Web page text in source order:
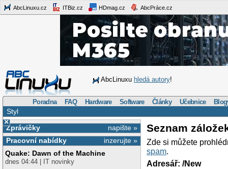
AbcLinuxu.cz ITBiz.cz HDmag.cz AbcPráce.cz
AbcLinuxu hledá autory!
Poradna FAQ Hardware Software Články Učebnice
Styl
×
napište »
Zprávičky
inzerujte »
Pracovní nabídky
Quake: Dawn of the Machine
dnes 04:44 | IT novinky
Seznam
Zde si můžete
spam.
Adresář: /New